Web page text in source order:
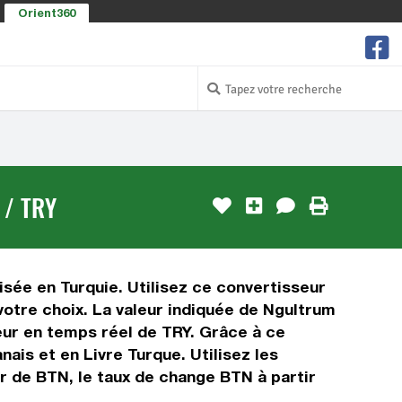
Orient360
/ TRY
en Turquie. Utilisez ce convertisseur
choix. La valeur indiquée de Ngultrum
en temps réel de TRY. Grâce à ce
et en Livre Turque. Utilisez les
BTN, le taux de change BTN à partir